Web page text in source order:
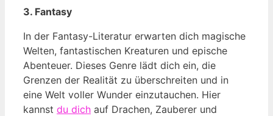
3. Fantasy
In der Fantasy-Literatur erwarten dich magische
Welten, fantastischen Kreaturen und epische
Abenteuer. Dieses Genre lädt dich ein, die
Grenzen der Realität zu überschreiten und in
eine Welt voller Wunder einzutauchen. Hier
kannst du dich auf Drachen, Zauberer und